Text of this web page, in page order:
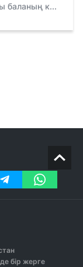
баланың к...
бір жерге